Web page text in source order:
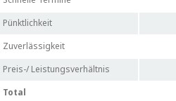
Pünktlichkeit
Zuverlässigkeit
Preis-/ Leistungsverhältnis
Total